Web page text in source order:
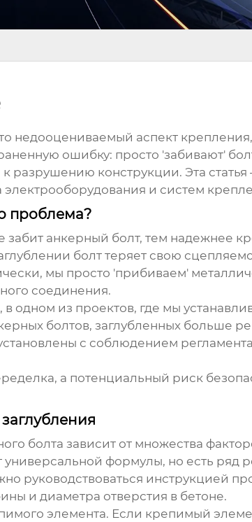
недооцениваемый аспект
ошибку: просто 'забивают'
разрушению конструкции. Эта
и систем
проблема?
забит анкерный болт, тем надежнее
болт теряет свою
мы просто 'прибиваем'
соединения.
одном из проектов, где мы
болтов, заглубленных больше
с соблюдением
а потенциальный риск
болта зависит от множества
формулы, но есть ряд
руководствоваться инструкцией
и диаметра отверстия в бетоне.
элемента. Если крепимый